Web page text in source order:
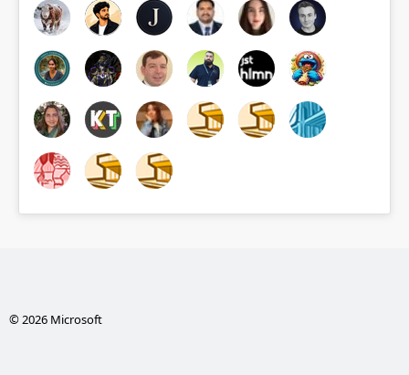
© 2026 Microsoft